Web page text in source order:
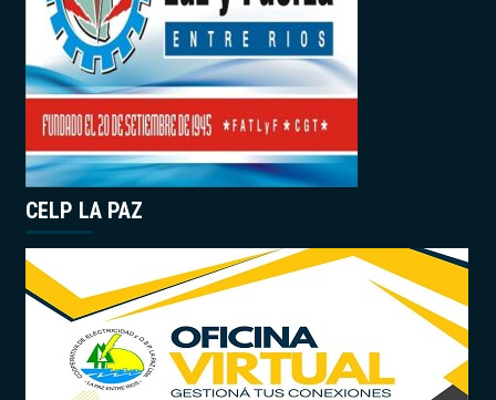
CELP LA PAZ